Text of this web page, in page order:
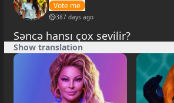
Vote me
387 days ago
Səncə hansı çox sevilir?
Show translation